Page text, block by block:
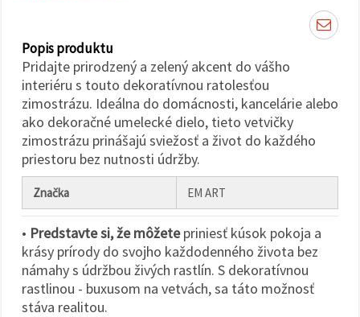
Nastavenia
Popis produktu
Pridajte prirodzený a zelený akcent do vášho
interiéru s touto dekoratívnou ratolesťou
zimostrázu. Ideálna do domácnosti, kancelárie alebo
ako dekoračné umelecké dielo, tieto vetvičky
zimostrázu prinášajú sviežosť a život do každého
priestoru bez nutnosti údržby.
Značka EM ART
• Predstavte si, že môžetepriniesť kúsok pokoja a
krásy prírody do svojho každodenného života bez
námahy s údržbou živých rastlín. S dekoratívnou
rastlinou - buxusom na vetvách, sa táto možnosť
stáva realitou.